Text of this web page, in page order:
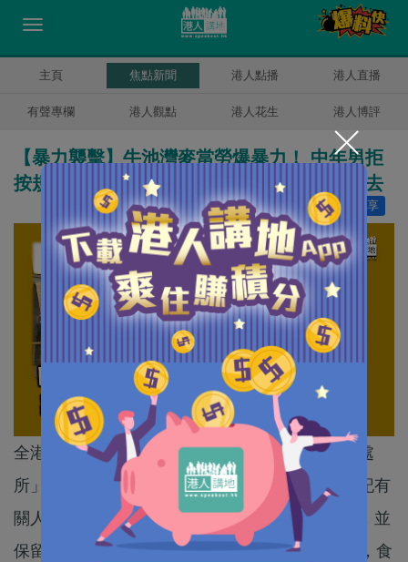
主頁 焦點新聞 港人點播 港人直播
有聲專欄 港人觀點 港人花生 港人博評
【暴力襲擊】牛池灣麥當勞爆暴力！ 中年男拒
按規定登記資料欲硬進麥當勞 打傷職員後逃去
分享
讚好 467
全港食肆的負責人今日起，須確保使用者進入「處
所」前，會用手機掃描「安心出行」二維碼或登記有
關人士的姓名、聯絡電話及到訪處所日期及時間，並
保留記錄31天，方可讓使用者進入。依足此方法，食